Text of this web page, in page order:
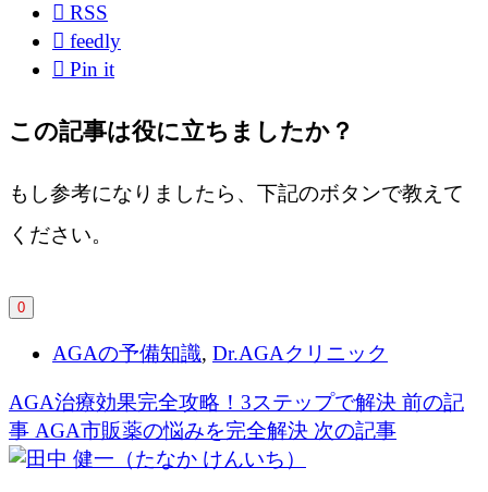
 RSS
 feedly
 Pin it
この記事は役に立ちましたか？
もし参考になりましたら、下記のボタンで教えて
ください。
0
AGAの予備知識, Dr.AGAクリニック
AGA治療効果完全攻略！3ステップで解決 前の記
事 AGA市販薬の悩みを完全解決 次の記事